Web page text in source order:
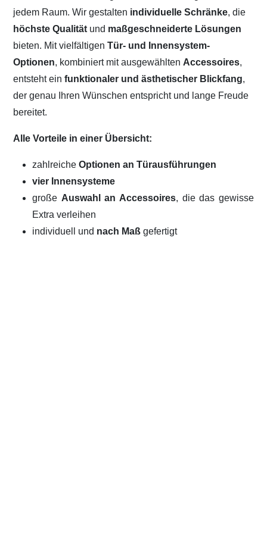
jedem Raum. Wir gestalten individuelle Schränke, die
höchste Qualität und maßgeschneiderte Lösungen
bieten. Mit vielfältigenTür- und Innensystem-
Optionen, kombiniert mit ausgewählten Accessoires,
entsteht einfunktionaler und ästhetischer Blickfang,
der genau Ihren Wünschen entspricht und lange Freude
bereitet.
Alle Vorteile in einer Übersicht:
zahlreicheOptionen an Türausführungen
vier Innensysteme
große Auswahl an Accessoires, die das gewisse
Extra verleihen
individuell und nach Maßgefertigt